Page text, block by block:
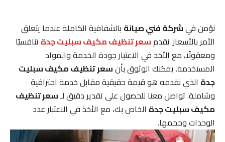
نؤمن فيشركة فني صيانة بالشفافية الكاملة عندما يتعلق
الأمر بالأسعار. نقدمسعر تنظيف مكيف سبليت جدة تنافسيًا
ومعقولًا، مع الأخذ في الاعتبار جودة الخدمة والمواد
المستخدمة. يمكنك الوثوق بأنسعر تنظيف مكيف سبليت
جدة الذي نقدمه هو قيمة حقيقية مقابل خدمة احترافية
وشاملة. تواصل معنا للحصول على تقدير دقيق لـسعر تنظيف
مكيف سبليت جدة الخاص بك، مع الأخذ في الاعتبار عدد
الوحدات وحجمها.